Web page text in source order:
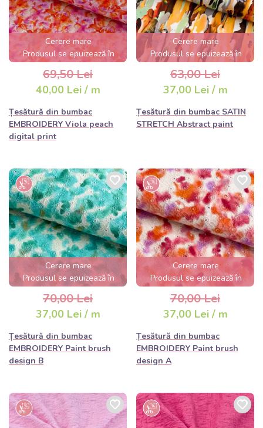
Cerere mare
Produsul se epuizează în
câteva ore
69,50 Lei
40,00 Lei / m
Țesătură din bumbac
EMBROIDERY Viola peach
digital print
Cerere mare
Produsul se epuizează în
câteva ore
63,00 Lei
37,00 Lei / m
Țesătură din bumbac SATIN
STRETCH Abstract paint
Cerere mare
Produsul se epuizează în
câteva ore
70,00 Lei
37,00 Lei / m
Țesătură din bumbac
EMBROIDERY Paint brush
design B
Cerere mare
Produsul se epuizează în
câteva ore
70,00 Lei
37,00 Lei / m
Țesătură din bumbac
EMBROIDERY Paint brush
design A